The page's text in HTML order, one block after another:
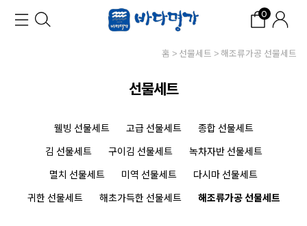
0
홈 선물세트 해조류가공 선물세트
선물세트
웰빙 선물세트 고급 선물세트
종합 선물세트
김 선물세트
구이김 선물세트
녹차자반 선물세트
멸치 선물세트
미역 선물세트
다시마 선물세트
귀한 선물세트
해초가득한 선물세트 해조류가공 선물세트